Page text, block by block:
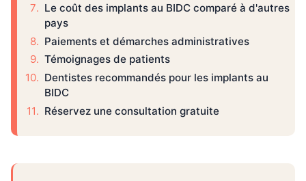
Le coût des implants au BIDC comparé à d'autres
pays
Paiements et démarches administratives
Témoignages de patients
Dentistes recommandés pour les implants au
BIDC
Réservez une consultation gratuite